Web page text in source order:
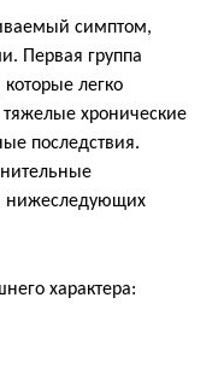
симптом,
Первая группа
легко
тяжелые хронические
последствия.
нижеследующих
характера: